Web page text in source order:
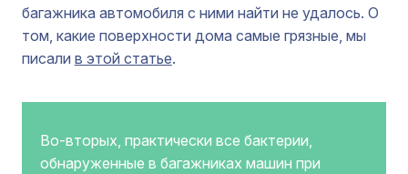
багажника автомобиля с ними найти не удалось. О
том, какие поверхности дома самые грязные, мы
писали в этой статье.
Во-вторых, практически все бактерии,
обнаруженные в багажниках машин при